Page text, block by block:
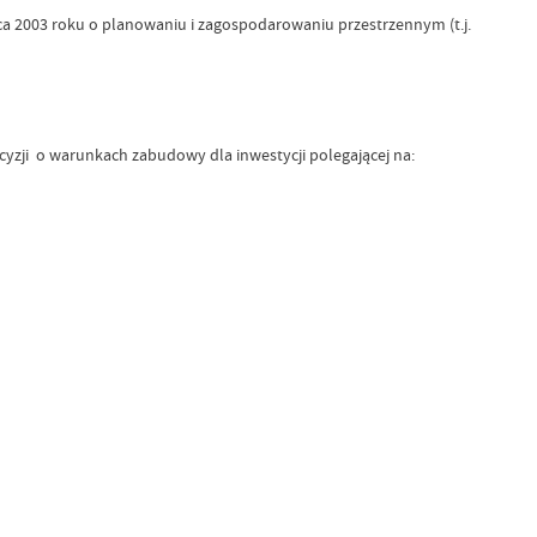
2003 roku o planowaniu i zagospodarowaniu przestrzennym (t.j.
o warunkach zabudowy dla inwestycji polegającej na: